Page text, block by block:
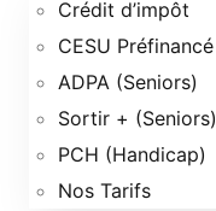
Crédit d’impôt
CESU Préfinancé
ADPA (Seniors)
Sortir + (Seniors)
PCH (Handicap)
Nos Tarifs